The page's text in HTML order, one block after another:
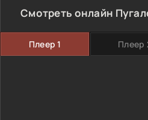
Смотреть онлайн
Плеер 1 Плеер